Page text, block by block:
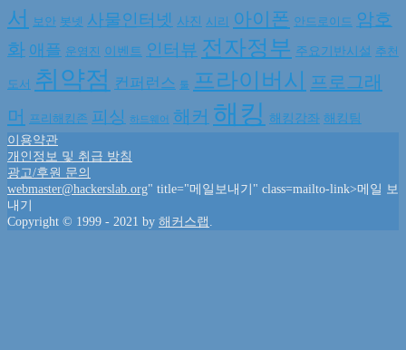
서
보안 봇넷 사물인터넷 사진 시리 아이폰 안드로이드 암호
화 애플 운영진 이벤트 인터뷰 전자정부 주요기반시설 추천
도서 취약점 컨퍼런스 툴 프라이버시
프로그래
머
프리해킹존 피싱 하드웨어 해커 해킹 해킹강좌 해킹팀
이용약관
개인정보 및 취급 방침
광고/후원 문의
webmaster@hackerslab.org" title="메일보내기" class=mailto-link>메일 보
내기
Copyright © 1999 - 2021 by 해커스랩